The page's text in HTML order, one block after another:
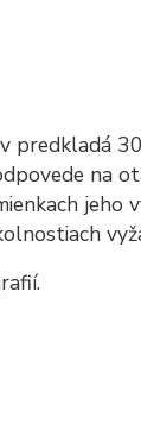
na
jeho